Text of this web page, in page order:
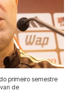
primeiro semestre
de